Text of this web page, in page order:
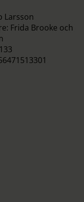
Larsson
Frida Brooke och